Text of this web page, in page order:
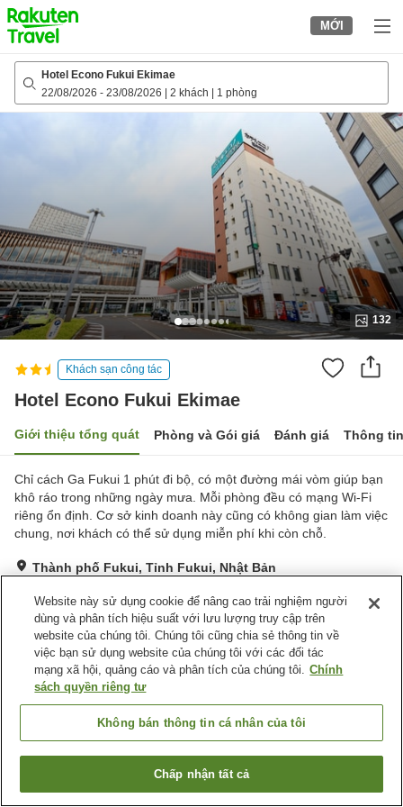
to
top
page
MỚI
Hotel Econo Fukui Ekimae
22/08/2026 - 23/08/2026 2 khách 1 phòng
132
Khách sạn công tác
Hotel Econo Fukui Ekimae
Giới thiệu tổng quát Phòng và Gói giá Đánh giá Thông
Chỉ cách Ga Fukui 1 phút đi bộ, có một đường mái vòm giúp bạn
khô ráo trong những ngày mưa. Mỗi phòng đều có mạng Wi-Fi
riêng ổn định. Cơ sở kinh doanh này cũng có không gian làm việc
chung, nơi khách có thể sử dụng miễn phí khi còn chỗ.
Thành phố Fukui, Tỉnh Fukui, Nhật Bản
Tốt Đánh giá:1,235lượt
Tiện nghi chỗ nghỉ
Bãi đỗ xe
Trang chủ Nhật Bản Tỉnh Fukui
Thành phố Fukui
Tìm phòng trống
Website này sử dụng cookie để nâng cao trải nghiệm người
dùng và phân tích hiệu suất với lưu lượng truy cập trên
website của chúng tôi. Chúng tôi cũng chia sẻ thông tin về
việc bạn sử dụng website của chúng tôi với các đối tác
mạng xã hội, quảng cáo và phân tích của chúng tôi. Chính
sách quyền riêng tư
Không bán thông tin cá nhân của tôi
Chấp nhận tất cả